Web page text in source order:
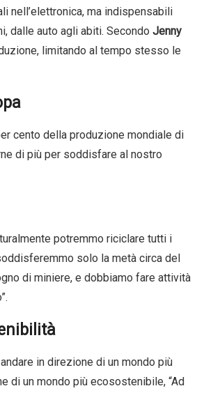
nell’elettronica, ma indispensabili
dalle auto agli abiti. Secondo Jenny
limitando al tempo stesso le
cento della produzione mondiale di
di più per soddisfare al nostro
potremmo riciclare tutti i
solo la metà circa del
di miniere, e dobbiamo fare attività
in direzione di un mondo più
di un mondo più ecosostenibile, “Ad